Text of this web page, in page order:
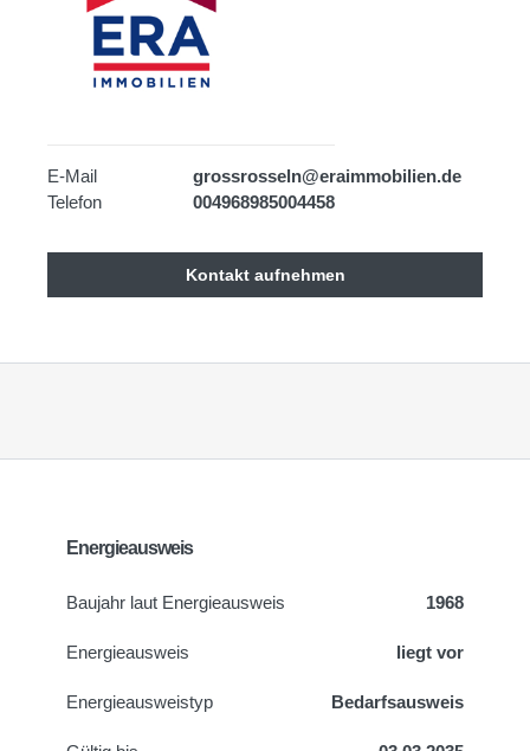
E-Mail
grossrosseln@eraimmobilien.de
Telefon
004968985004458
Kontakt aufnehmen
Energieausweis
Baujahr laut Energieausweis 1968
Energieausweis liegt vor
Energie­ausweistyp Bedarfsausweis